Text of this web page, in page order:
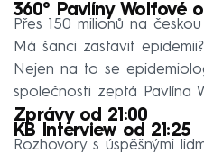
360° Pavlíny Wolfové
Přes 150 milionů na
Má šanci zastavit
Nejen na to se
společnosti zeptá Pavlína
Zprávy od 21:00
KB Interview od 21:25
Rozhovory s úspěšnými